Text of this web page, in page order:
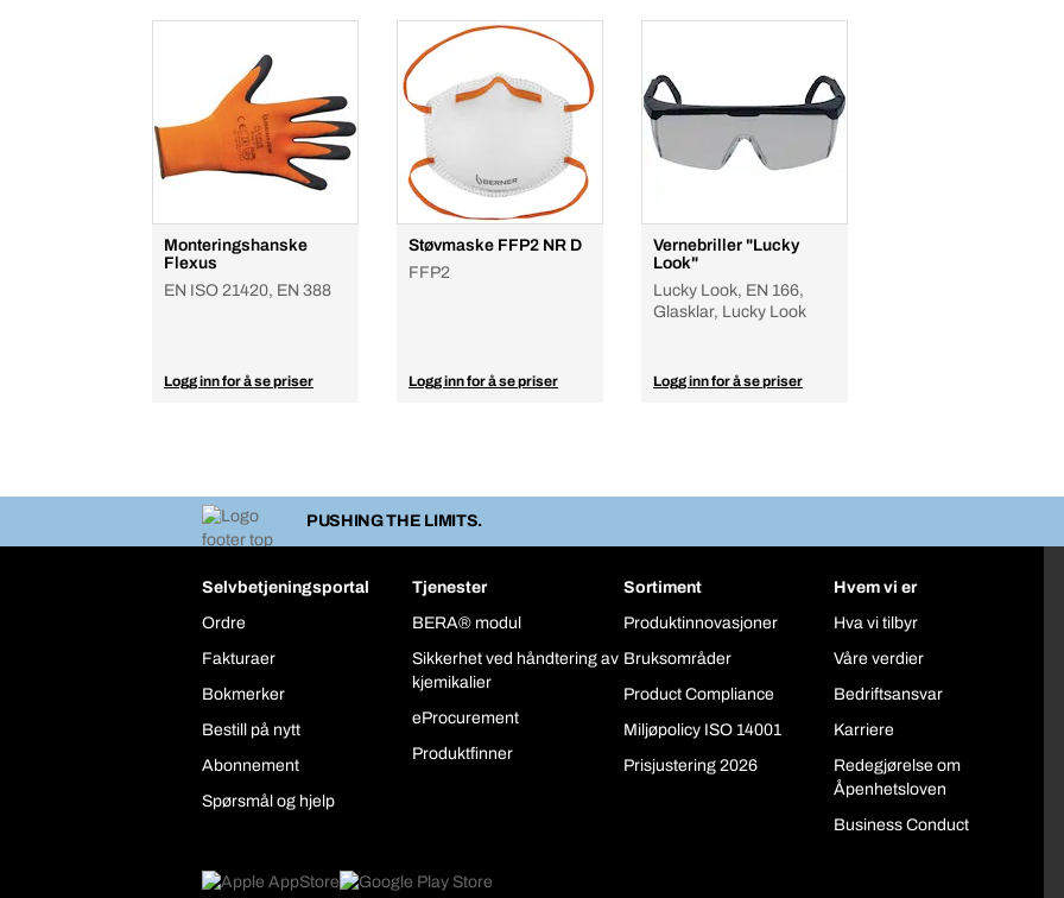
Monteringshanske
Flexus
EN ISO 21420, EN 388
Logg inn for å se priser
Støvmaske FFP2 NR D
FFP2
Logg inn for å se priser
Vernebriller "Lucky
Look"
Lucky Look, EN 166,
Glasklar, Lucky Look
Logg inn for å se priser
PUSHING THE LIMITS.
Selvbetjeningsportal
Ordre
Fakturaer
Bokmerker
Bestill på nytt
Abonnement
Spørsmål og hjelp
Tjenester
BERA® modul
Sikkerhet ved håndtering av
kjemikalier
eProcurement
Produktfinner
Sortiment
Produktinnovasjoner
Bruksområder
Product Compliance
Miljøpolicy ISO 14001
Prisjustering 2026
Hvem vi er
Hva vi tilbyr
Våre verdier
Bedriftsansvar
Karriere
Redegjørelse om
Åpenhetsloven
Business Conduct